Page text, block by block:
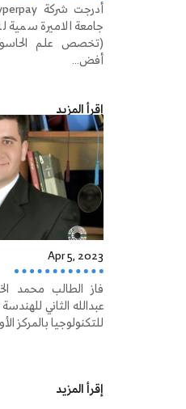
جامعة الاميرة سمية
أفض...
إقرأ المزيد
Apr 5, 2023
فاز الطالب محمد
عبدالله الثاني
للتكنولوجيا بالمركز
إقرأ المزيد